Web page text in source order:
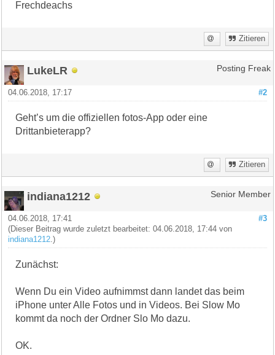
Frechdeachs
Zitieren
LukeLR Posting Freak
#2
04.06.2018, 17:17
Geht’s um die offiziellen fotos-App oder eine
Drittanbieterapp?
Zitieren
indiana1212 Senior Member
#3
04.06.2018, 17:41
(Dieser Beitrag wurde zuletzt bearbeitet: 04.06.2018, 17:44 von
indiana1212 .)
Zunächst:
Wenn Du ein Video aufnimmst dann landet das beim
iPhone unter Alle Fotos und in Videos. Bei Slow Mo
kommt da noch der Ordner Slo Mo dazu.
OK.